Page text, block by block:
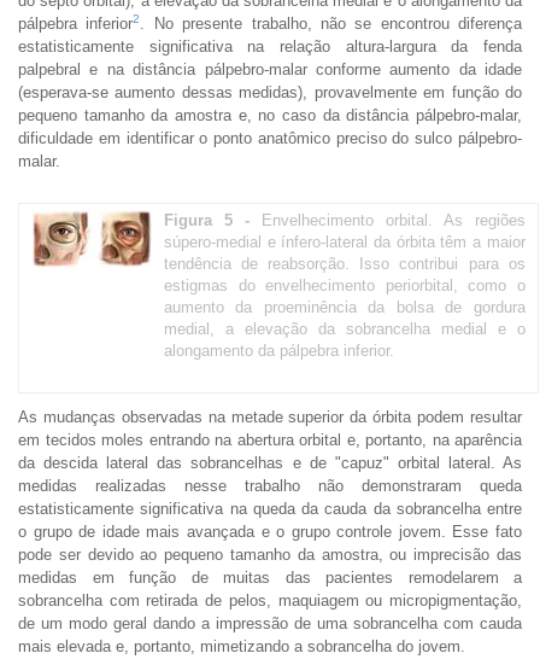
pálpebra inferior2
. No presente trabalho, não se encontrou diferença
estatisticamente significativa na relação altura-largura da fenda
palpebral e na distância pálpebro-malar conforme aumento da idade
(esperava-se aumento dessas medidas), provavelmente em função do
pequeno tamanho da amostra e, no caso da distância pálpebro-malar,
dificuldade em identificar o ponto anatômico preciso do sulco pálpebro-
malar.
Figura 5 -
Envelhecimento orbital. As regiões
súpero-medial e ínfero-lateral da órbita têm a maior
tendência de reabsorção. Isso contribui para os
estigmas do envelhecimento periorbital, como o
aumento da proeminência da bolsa de gordura
medial, a elevação da sobrancelha medial e o
alongamento da pálpebra inferior.
As mudanças observadas na metade superior da órbita podem resultar
em tecidos moles entrando na abertura orbital e, portanto, na aparência
da descida lateral das sobrancelhas e de "capuz" orbital lateral. As
medidas realizadas nesse trabalho não demonstraram queda
estatisticamente significativa na queda da cauda da sobrancelha entre
o grupo de idade mais avançada e o grupo controle jovem. Esse fato
pode ser devido ao pequeno tamanho da amostra, ou imprecisão das
medidas em função de muitas das pacientes remodelarem a
sobrancelha com retirada de pelos, maquiagem ou micropigmentação,
de um modo geral dando a impressão de uma sobrancelha com cauda
mais elevada e, portanto, mimetizando a sobrancelha do jovem.